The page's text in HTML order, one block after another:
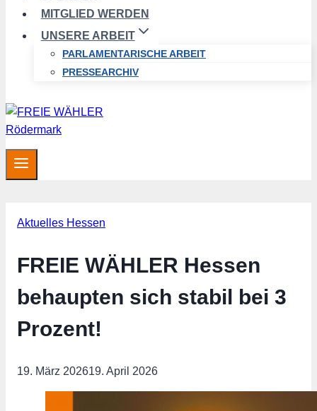
MITGLIED WERDEN
UNSERE ARBEIT
PARLAMENTARISCHE ARBEIT
PRESSEARCHIV
Aktuelles Hessen
FREIE WÄHLER Hessen
behaupten sich stabil bei 3
Prozent!
19. März 202619. April 2026